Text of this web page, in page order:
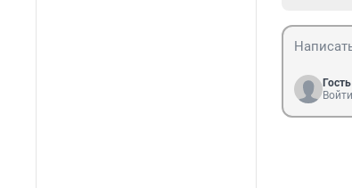
Гость
Войти